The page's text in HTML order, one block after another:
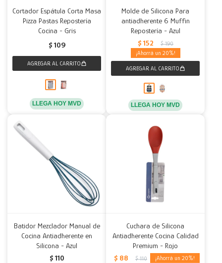
Cortador Espátula Corta Masa
Pizza Pastas Repostería
Cocina - Gris
$ 109
LLEGA HOY MVD
Molde de Silicona Para
antiadherente 6 Muffin
Repostería - Azul
$ 152 $ 190
20
LLEGA HOY MVD
Batidor Mezclador Manual de
Cocina Antiadherente en
Silicona - Azul
$ 110
Cuchara de Silicona
Antiadherente Cocina Calidad
Premium - Rojo
$ 88 $ 110 20